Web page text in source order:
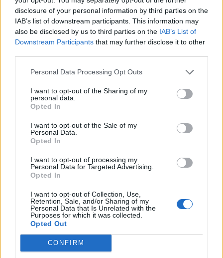
disclosure of your personal information by third parties on the
IAB’s list of downstream participants. This information may
also be disclosed by us to third parties on the IAB’s List of
Downstream Participants that may further disclose it to other
Personal Data Processing Opt Outs
I want to opt-out of the Sharing of my
personal data.
Opted In
I want to opt-out of the Sale of my
Personal Data.
Opted In
I want to opt-out of processing my
Personal Data for Targeted Advertising.
Opted In
I want to opt-out of Collection, Use,
Retention, Sale, and/or Sharing of my
Personal Data that Is Unrelated with the
Purposes for which it was collected.
Opted Out
CONFIRM
Contributi ex D.P.C.M. 24 settembre 2020 -
Contributo ai comuni delle aree interne a valere sul fondo
di sostegno delle
COMUNE DI SELLERO (BS)
2023-10-23
ai comuni delle aree interne a valere sul fondo di sostegno
delle atti
594 euro
2023-05-31
Contributo a fondo perduto [e modifiche ai sensi
della decisione SA. 62668 e decisione C(2022) 171 final)
SA 101076)
agenzia delle entrate
14.157 euro
2023-04-04
esenzioni fiscali e crediti d'imposta adottati a
seguito della crisi economica causata dall'epidemia di
COVID-19 [con mo